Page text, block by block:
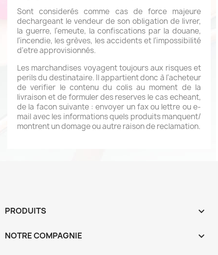
Sont considerés comme cas de force majeure
dechargeant le vendeur de son obligation de livrer,
la guerre, l'emeute, la confiscations par la douane,
l'incendie, les grèves, les accidents et l'impossibilité
d'etre approvisionnés.
Les marchandises voyagent toujours aux risques et
perils du destinataire. Il appartient donc à l'acheteur
de verifier le contenu du colis au moment de la
livraison et de formuler des reserves le cas echeant,
de la facon suivante : envoyer un fax ou lettre ou e-
mail avec les informations quels produits manquent/
montrent un domage ou autre raison de reclamation.
PRODUITS 
NOTRE COMPAGNIE 